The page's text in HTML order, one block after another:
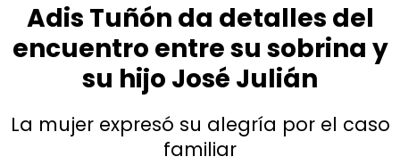
Adis Tuñón da detalles del
encuentro entre su sobrina y
su hijo José Julián
La mujer expresó su alegría por el caso
familiar